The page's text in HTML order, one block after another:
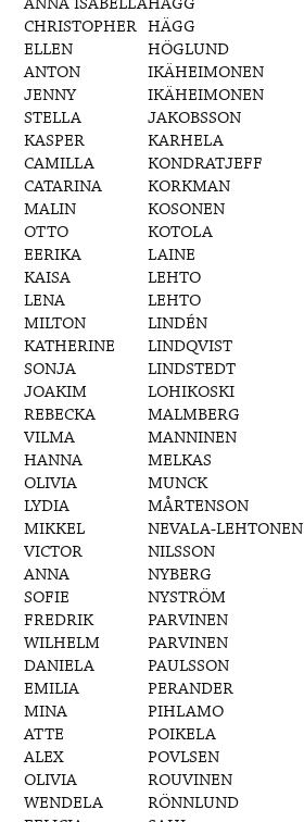
ANNA ISABELLAHÄGG
CHRISTOPHER HÄGG
ELLEN
HÖGLUND
ANTON
IKÄHEIMONEN
JENNY
IKÄHEIMONEN
STELLA
JAKOBSSON
KASPER
KARHELA
CAMILLA
KONDRATJEFF
CATARINA
KORKMAN
MALIN
KOSONEN
OTTO
KOTOLA
EERIKA
LAINE
KAISA
LEHTO
LENA
LEHTO
MILTON
LINDÉN
KATHERINE
LINDQVIST
SONJA
LINDSTEDT
JOAKIM
LOHIKOSKI
REBECKA
MALMBERG
VILMA
MANNINEN
HANNA
MELKAS
OLIVIA
MUNCK
LYDIA
MÅRTENSON
MIKKEL
NEVALA-LEHTONEN
VICTOR
NILSSON
ANNA
NYBERG
SOFIE
NYSTRÖM
FREDRIK
PARVINEN
WILHELM
PARVINEN
DANIELA
PAULSSON
EMILIA
PERANDER
MINA
PIHLAMO
ATTE
POIKELA
ALEX
POVLSEN
OLIVIA
ROUVINEN
WENDELA
RÖNNLUND